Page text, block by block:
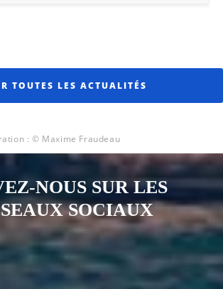
TOUTES LES ACTUALITÉS
: © Maxime Fraudeau
NOUS SUR LES
SOCIAUX
page Instagram
Notre page Facebook
Notre page XNotre page Tiktok
Notre page